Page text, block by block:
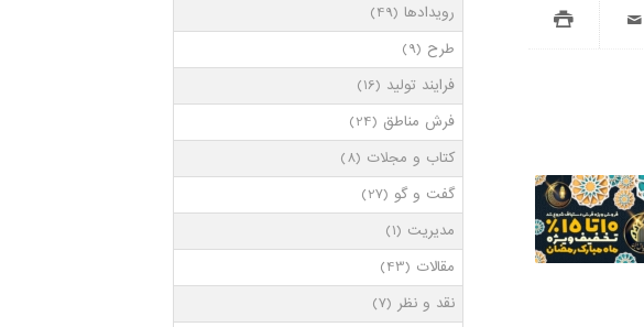
رویدادها(49)
طرح (9)
فرایند تولید (16)
فرش مناطق (24)
کتاب و مجلات (8)
گفت و گو (27)
مدیریت (1)
مقالات (43)
نقد و نظر (7)